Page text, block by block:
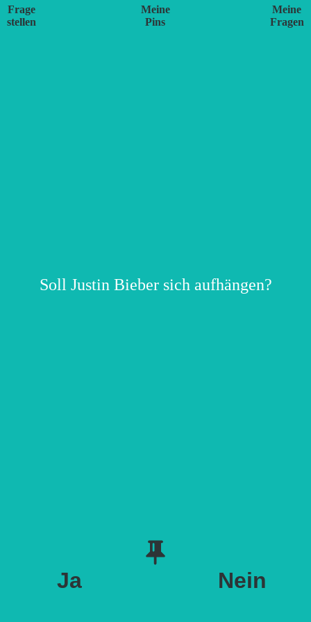
Frage
stellen
Meine
Pins
Meine
Fragen
Soll Justin Bieber sich aufhängen?
Ja Nein